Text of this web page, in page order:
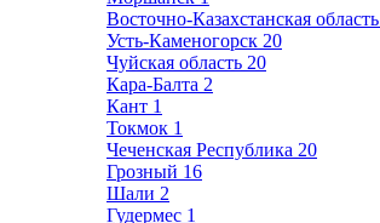
Восточно-Казахстанская область
Усть-Каменогорск 20
Чуйская область 20
Кара-Балта 2
Кант 1
Токмок 1
Чеченская Республика 20
Грозный 16
Шали 2
Гудермес 1